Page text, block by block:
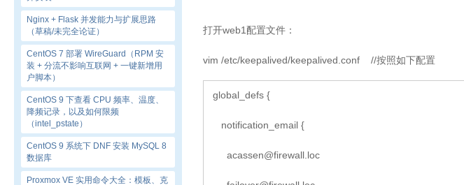
Nginx + Flask 并发能力与扩展思路
（草稿/未完全论证）
CentOS 7 部署 WireGuard（RPM 安
装 + 分流不影响互联网 + 一键新增用
户脚本）
CentOS 9 下查看 CPU 频率、温度、
降频记录，以及如何限频
（intel_pstate）
CentOS 9 系统下 DNF 安装 MySQL 8
数据库
Proxmox VE 实用命令大全：模板、克
打开web1配置文件：
vim /etc/keepalived/keepalived.conf //按照如下配置
global_defs {
notification_email {
acassen@firewall.loc